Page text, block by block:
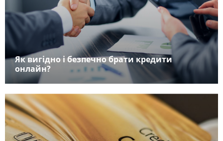
Як вигідно і безпечно брати кредити
онлайн?